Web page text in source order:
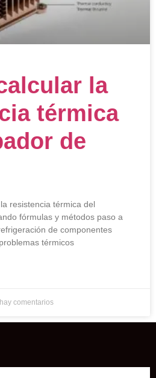
la
térmica
de
resistencia térmica del
fórmulas y métodos paso a
de componentes
térmicos
comentarios